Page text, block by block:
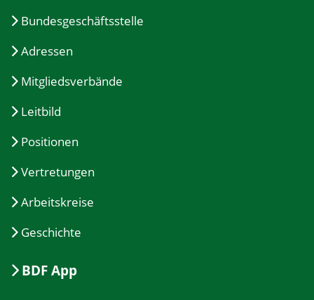
Bundesgeschäftsstelle
Adressen
Mitgliedsverbände
Leitbild
Positionen
Vertretungen
Arbeitskreise
Geschichte
BDF App